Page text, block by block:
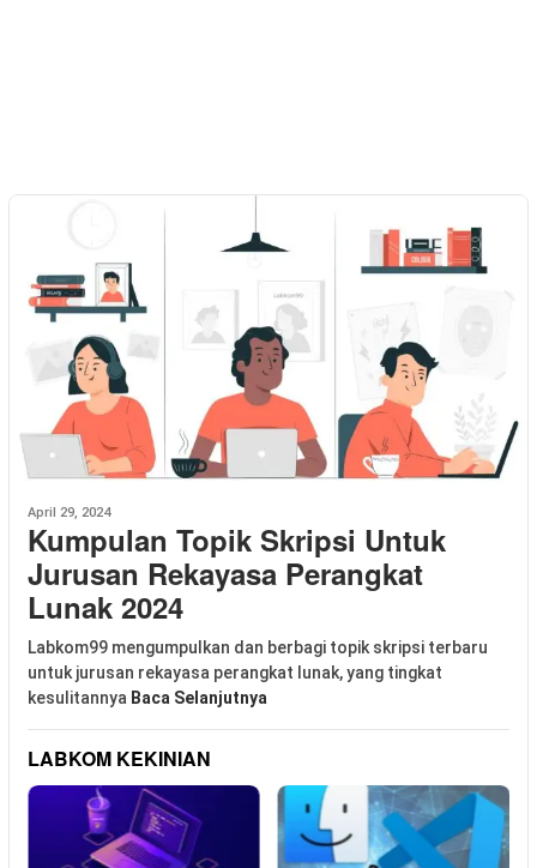
April 29, 2024
Kumpulan Topik Skripsi Untuk
Jurusan Rekayasa Perangkat
Lunak 2024
Labkom99 mengumpulkan dan berbagi topik skripsi terbaru
untuk jurusan rekayasa perangkat lunak, yang tingkat
kesulitannya Baca Selanjutnya
LABKOM KEKINIAN